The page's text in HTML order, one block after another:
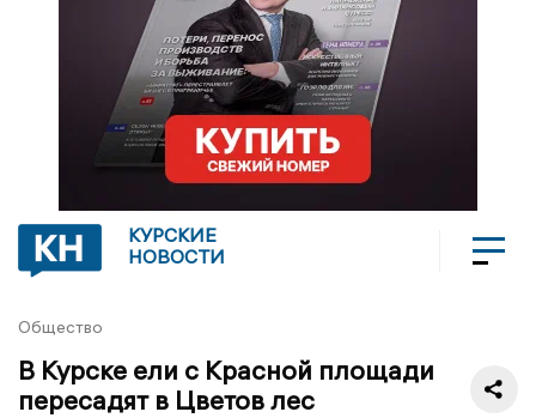
КУРСКИЕ
НОВОСТИ
Общество
В Курске ели с Красной площади
пересадят в Цветов лес